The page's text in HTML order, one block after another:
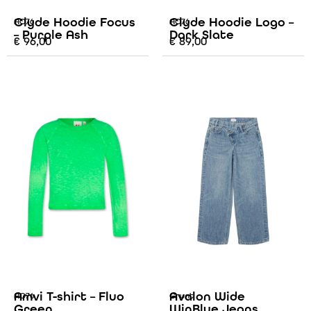
AO76
Clyde Hoodie Focus
– Purple Ash
€ 96,00
AO76
Clyde Hoodie Logo –
Dark Slate
€89,00
AO76
Amvi T-shirt – Fluo
Grunt
Avalon Wide